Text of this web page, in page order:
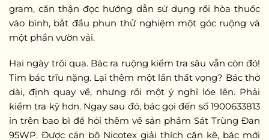
gram, cẩn thận đọc hướng dẫn sử dụng rồi hòa thuốc
vào bình, bắt đầu phun thử nghiệm một góc ruộng và
một phần vườn vải.
Hai ngày trôi qua. Bác ra ruộng kiểm tra sâu vẫn còn đó!
Tim bác trĩu nặng. Lại thêm một lần thất vọng? Bác thở
dài, định quay về, nhưng rồi một ý nghĩ lóe lên. Phải
kiểm tra kỹ hơn. Ngay sau đó, bác gọi đến số 1900633813
in trên bao bì để hỏi thêm về sản phẩm Sát Trùng Đan
95WP. Được cán bộ Nicotex giải thích cặn kẽ, bác mới